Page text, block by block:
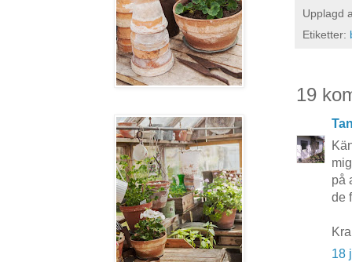
Upplagd
Etiketter:
19
på
de
18